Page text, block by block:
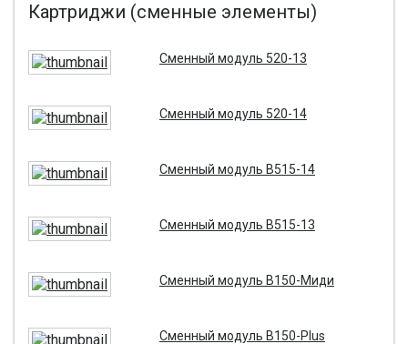
Картриджи (сменные элементы)
Сменный модуль 520-13
Сменный модуль 520-14
Сменный модуль B515-14
Сменный модуль B515-13
Сменный модуль B150-Миди
Сменный модуль B150-Plus